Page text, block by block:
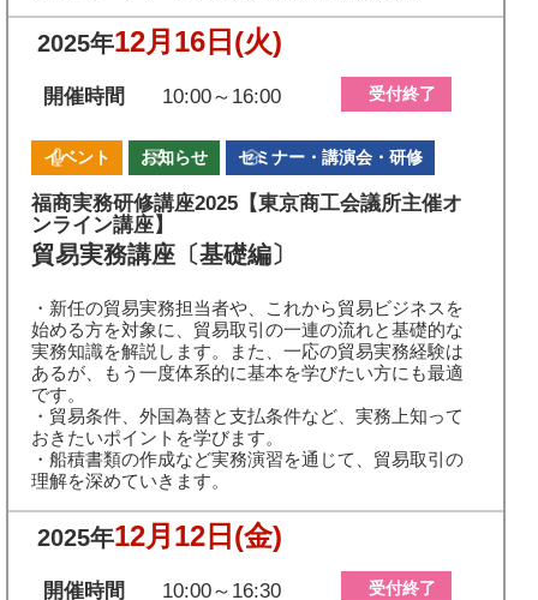
2025年12月16日 (火)
開催時間 10:00～16:00 受付終了
イベント お知らせ セミナー・講演会・研修
福商実務研修講座2025【東京商工会議所主催オ
ンライン講座】
貿易実務講座〔基礎編〕
・新任の貿易実務担当者や、これから貿易ビジネスを
始める方を対象に、貿易取引の一連の流れと基礎的な
実務知識を解説します。また、一応の貿易実務経験は
あるが、もう一度体系的に基本を学びたい方にも最適
です。
・貿易条件、外国為替と支払条件など、実務上知って
おきたいポイントを学びます。
・船積書類の作成など実務演習を通じて、貿易取引の
理解を深めていきます。
2025年12月12日 (金)
開催時間 10:00～16:30 受付終了